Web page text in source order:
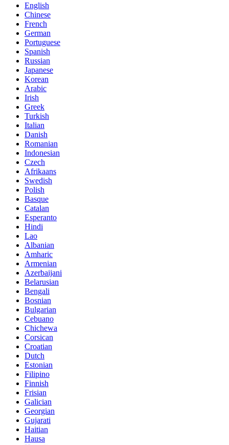
English
Chinese
French
German
Portuguese
Spanish
Russian
Japanese
Korean
Arabic
Irish
Greek
Turkish
Italian
Danish
Romanian
Indonesian
Czech
Afrikaans
Swedish
Polish
Basque
Catalan
Esperanto
Hindi
Lao
Albanian
Amharic
Armenian
Azerbaijani
Belarusian
Bengali
Bosnian
Bulgarian
Cebuano
Chichewa
Corsican
Croatian
Dutch
Estonian
Filipino
Finnish
Frisian
Galician
Georgian
Gujarati
Haitian
Hausa